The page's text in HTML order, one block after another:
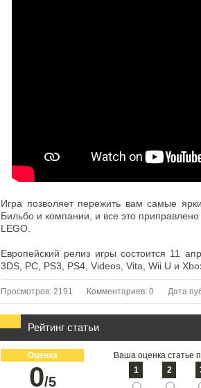
Игра позволяет пережить вам самые
Бильбо и компании, и все это
LEGO.
Европейский релиз игры состоится 11
3DS, PC, PS3, PS4, Videos, Vita, Wii U и
Просмотров: 2191 Комментариев: 0 Дата
Рейтинг статьи
Оценка
0/5
Ваша оценка статье
1
2